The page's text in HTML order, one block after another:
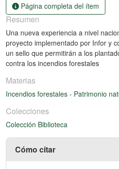
Página completa del ítem
Resumen
Una nueva experiencia a nivel
proyecto implementado por Infor y
un sello que permitirán a los
contra los incendios forestales
Materias
Incendios forestales - Patrimonio
Colecciones
Colección Biblioteca
Cómo citar